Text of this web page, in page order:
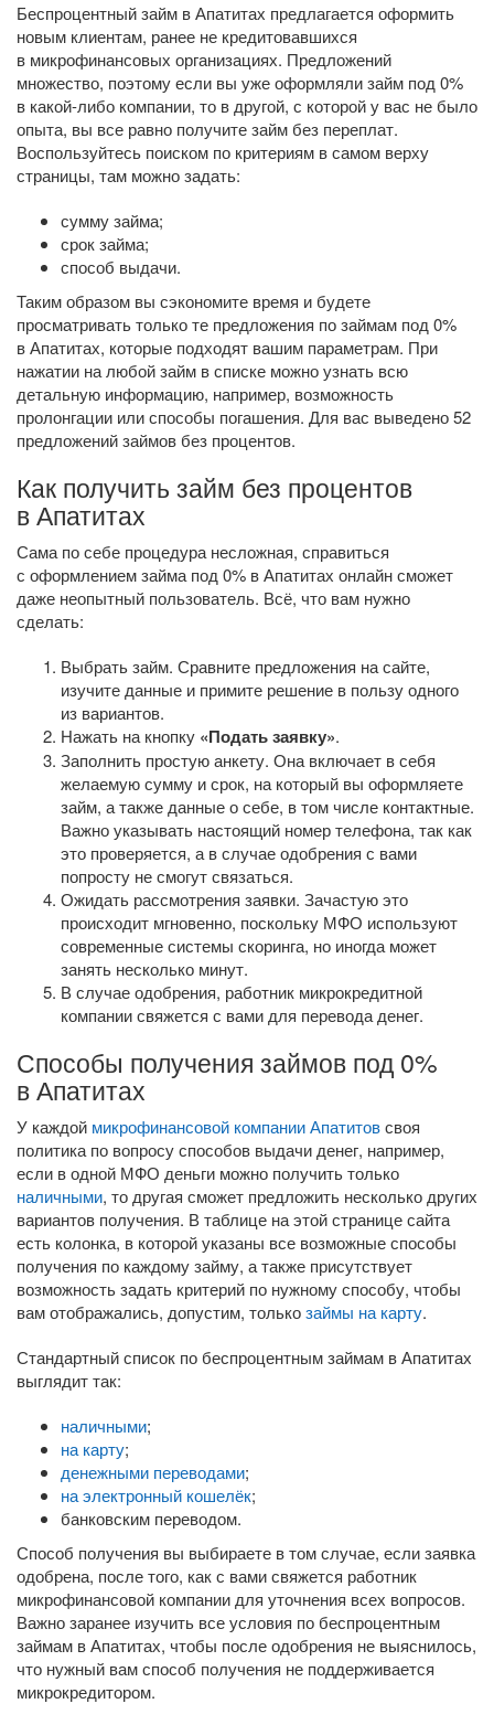
Беспроцентный займ в Апатитах предлагается оформить
новым клиентам, ранее не кредитовавшихся
в микрофинансовых организациях. Предложений
множество, поэтому если вы уже оформляли займ под 0%
в какой-либо компании, то в другой, с которой у вас не было
опыта, вы все равно получите займ без переплат.
Воспользуйтесь поиском по критериям в самом верху
страницы, там можно задать:
сумму займа;
срок займа;
способ выдачи.
Таким образом вы сэкономите время и будете
просматривать только те предложения по займам под 0%
в Апатитах, которые подходят вашим параметрам. При
нажатии на любой займ в списке можно узнать всю
детальную информацию, например, возможность
пролонгации или способы погашения. Для вас выведено 52
предложений займов без процентов.
Как получить займ без процентов
в Апатитах
Сама по себе процедура несложная, справиться
с оформлением займа под 0% в Апатитах онлайн сможет
даже неопытный пользователь. Всё, что вам нужно
сделать:
Выбрать займ. Сравните предложения на сайте,
изучите данные и примите решение в пользу одного
из вариантов.
Нажать на кнопку «Подать заявку».
Заполнить простую анкету. Она включает в себя
желаемую сумму и срок, на который вы оформляете
займ, а также данные о себе, в том числе контактные.
Важно указывать настоящий номер телефона, так как
это проверяется, а в случае одобрения с вами
попросту не смогут связаться.
Ожидать рассмотрения заявки. Зачастую это
происходит мгновенно, поскольку МФО используют
современные системы скоринга, но иногда может
занять несколько минут.
В случае одобрения, работник микрокредитной
компании свяжется с вами для перевода денег.
Способы получения займов под 0%
в Апатитах
У каждой микрофинансовой компании Апатитовсвоя
политика по вопросу способов выдачи денег, например,
если в одной МФО деньги можно получить только
наличными, то другая сможет предложить несколько других
вариантов получения. В таблице на этой странице сайта
есть колонка, в которой указаны все возможные способы
получения по каждому займу, а также присутствует
возможность задать критерий по нужному способу, чтобы
вам отображались, допустим, толькозаймы на карту.
Стандартный список по беспроцентным займам в Апатитах
выглядит так:
наличными;
на карту;
денежными переводами;
на электронный кошелёк;
банковским переводом.
Способ получения вы выбираете в том случае, если заявка
одобрена, после того, как с вами свяжется работник
микрофинансовой компании для уточнения всех вопросов.
Важно заранее изучить все условия по беспроцентным
займам в Апатитах, чтобы после одобрения не выяснилось,
что нужный вам способ получения не поддерживается
микрокредитором.